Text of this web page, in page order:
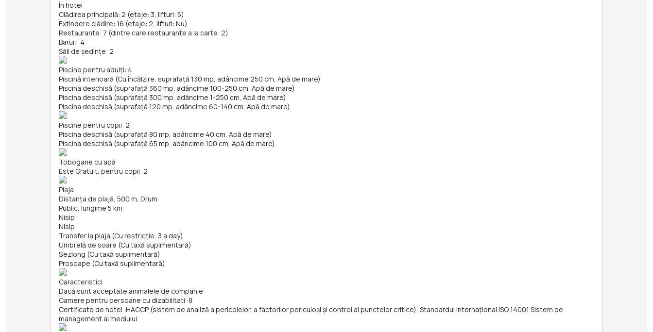
În hotel
Clădirea principală: 2 (etaje: 3, lifturi: 5)
Extindere clădire: 16 (etaje: 2, lifturi: Nu)
Restaurante: 7 (dintre care restaurante a la carte: 2)
Baruri: 4
Săli de ședințe: 2
Piscine pentru adulți: 4
Piscină interioară (Cu încălzire, suprafață 130 mp, adâncime 250 cm, Apă de mare)
Piscina deschisă (suprafață 360 mp, adâncime 100-250 cm, Apă de mare)
Piscina deschisă (suprafață 300 mp, adâncime 1-250 cm, Apă de mare)
Piscina deschisă (suprafață 120 mp, adâncime 60-140 cm, Apă de mare)
Piscine pentru copii: 2
Piscina deschisă (suprafață 80 mp, adâncime 40 cm, Apă de mare)
Piscina deschisă (suprafață 65 mp, adâncime 100 cm, Apă de mare)
Tobogane cu apă
Este Gratuit, pentru copii: 2
Plaja
Distanța de plajă, 500 m, Drum
Public, lungime 5 km
Nisip
Nisip
Transfer la plaja (Cu restricție, 3 a day)
Umbrelă de soare (Cu taxă suplimentară)
Șezlong (Cu taxă suplimentară)
Prosoape (Cu taxă suplimentară)
Caracteristici
Dacă sunt acceptate animalele de companie
Camere pentru persoane cu dizabilitati :8
Certificate de hotel :HACCP (sistem de analiză a pericolelor, a factorilor periculoşi și control al punctelor critice), Standardul internațional ISO 14001 Sistem de
management al mediului